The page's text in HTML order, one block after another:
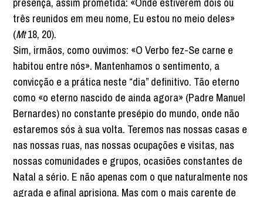
três reunidos em meu nome, Eu estou no meio deles»
(Mt18, 20).
Sim, irmãos, como ouvimos: «O Verbo fez-Se carne e
habitou entre nós». Mantenhamos o sentimento, a
convicção e a prática neste “dia” definitivo. Tão eterno
como «o eterno nascido de ainda agora» (Padre Manuel
Bernardes) no constante presépio do mundo, onde não
estaremos sós à sua volta. Teremos nas nossas casas e
nas nossas ruas, nas nossas ocupações e visitas, nas
nossas comunidades e grupos, ocasiões constantes de
Natal a sério. E não apenas com o que naturalmente nos
agrada e afinal aprisiona. Mas com o mais carente de